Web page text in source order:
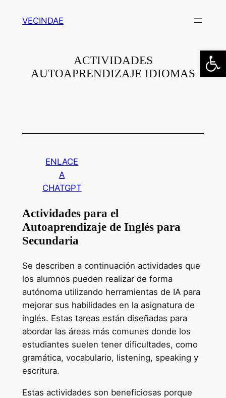
VECINDAE
ACTIVIDADES
AUTOAPRENDIZAJE IDIOMAS
ENLACE
A
CHATGPT
Actividades para el
Autoaprendizaje de Inglés para
Secundaria
Se describen a continuación actividades que
los alumnos pueden realizar de forma
autónoma utilizando herramientas de IA para
mejorar sus habilidades en la asignatura de
inglés. Estas tareas están diseñadas para
abordar las áreas más comunes donde los
estudiantes suelen tener dificultades, como
gramática, vocabulario, listening, speaking y
escritura.
Estas actividades son beneficiosas porque
Abrir